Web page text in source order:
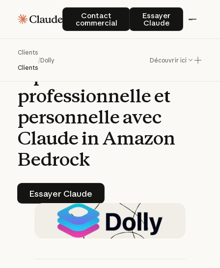
Contact
commercial
Contact commercial
Essayer
Claude
Essayer Claude
Clients
Clients
/Dolly Découvrir ici
Dollyaideles
enseignantsà
retrouver
équilibre
professionnelleet
personnelleavec
ClaudeinAmazon
Bedrock
Essayer Claude
Essayer Claude